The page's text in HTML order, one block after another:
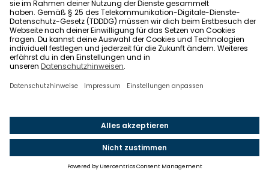
Die Blüten der Jasmin Pflanze strömen einen
betörenden Duft aus.© GETTY IMAGES/ISTOCKPHOTO
Ob Jasmin im Schlafzimmer auf der Fensterbank
stehen sollte oder nicht, ist stark umstritten und
jeder muss das letztlich für sich selbst entscheiden.
Der intensive Duft der Jasminblüten soll einerseits
fördern. Auf der anderen Seite kann der extreme
Geruch starke Kopfschmerzen verursachen.
Habt ihr jetzt Lust auf Pflanzen in eurem Zuhause